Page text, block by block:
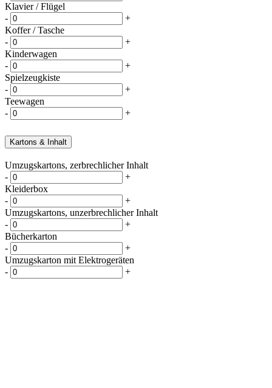
Klavier / Flügel
-
+
Koffer / Tasche
-
+
Kinderwagen
-
+
Spielzeugkiste
-
+
Teewagen
-
+
Kartons & Inhalt
Umzugskartons, zerbrechlicher Inhalt
-
+
Kleiderbox
-
+
Umzugskartons, unzerbrechlicher Inhalt
-
+
Bücherkarton
-
+
Umzugskarton mit Elektrogeräten
-
+